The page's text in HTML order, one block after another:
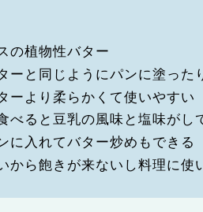
の植物性バター
ーと同じようにパンに塗った
ーより柔らかくて使いやすい
べると豆乳の風味と塩味がし
に入れてバター炒めもできる
から飽きが来ないし料理に使